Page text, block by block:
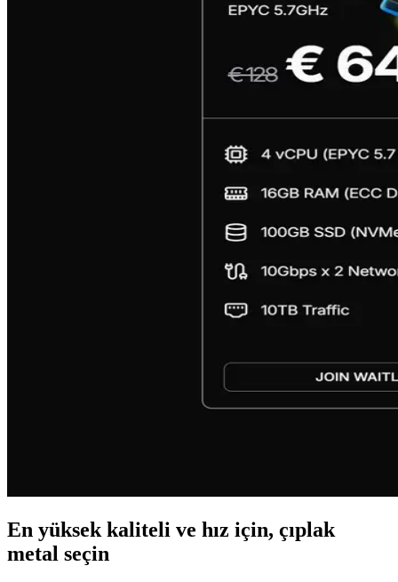
En yüksek kaliteli ve hız için, çıplak
metal seçin